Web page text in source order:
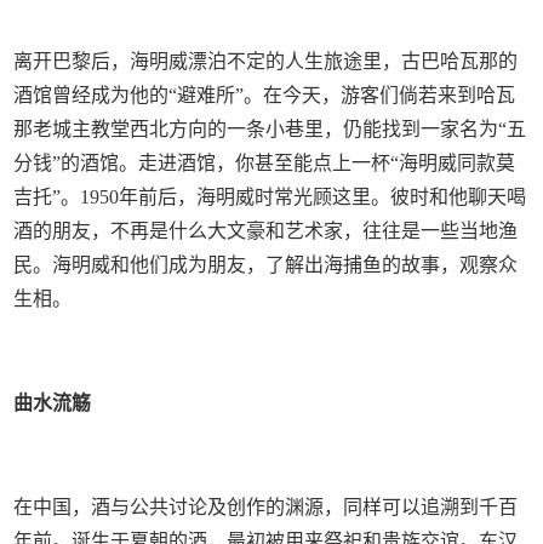
离开巴黎后，海明威漂泊不定的人生旅途里，古巴哈瓦那的
酒馆曾经成为他的“避难所”。在今天，游客们倘若来到哈瓦
那老城主教堂西北方向的一条小巷里，仍能找到一家名为“五
分钱”的酒馆。走进酒馆，你甚至能点上一杯“海明威同款莫
吉托”。1950年前后，海明威时常光顾这里。彼时和他聊天喝
酒的朋友，不再是什么大文豪和艺术家，往往是一些当地渔
民。海明威和他们成为朋友，了解出海捕鱼的故事，观察众
生相。
曲水流觞
在中国，酒与公共讨论及创作的渊源，同样可以追溯到千百